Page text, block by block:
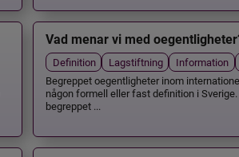
Vad menar vi med
Definition Lagstiftning Information
Begreppet oegentligheter inom
någon formell eller fast definition i
begreppet ...